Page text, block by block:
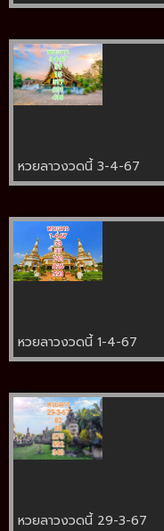
หวยลาวงวดนี้ 3-4-67
หวยลาวงวดนี้ 1-4-67
หวยลาวงวดนี้ 29-3-67